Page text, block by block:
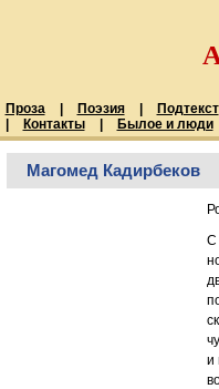
Проза Поэзия
Подтекст
Контакты Былое и люди
Магомед Кадирбеков
С
и